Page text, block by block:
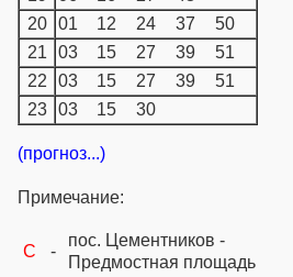
20
01 12 24 37
50
21
03 15 27 39
51
22
03 15 27 39
51
23
03 15 30
(прогноз...)
Примечание:
C -
пос. Цементников -
Предмостная площадь